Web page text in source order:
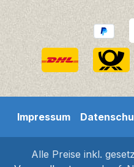
Impressum
Alle Preise inkl.